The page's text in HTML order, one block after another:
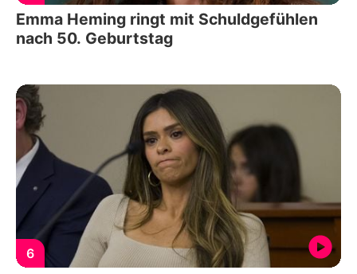
Emma Heming ringt mit Schuldgefühlen
nach 50. Geburtstag
6